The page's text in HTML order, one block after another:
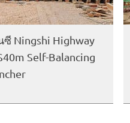
Ningshi Highway
Self-Balancing